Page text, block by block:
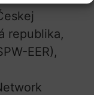
republika,
EER),